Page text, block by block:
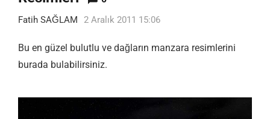
Fatih SAĞLAM 2 Aralık 2011 15:06
Bu en güzel bulutlu ve dağların manzara resimlerini
burada bulabilirsiniz.